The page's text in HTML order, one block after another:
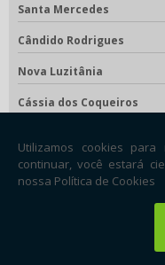
Santa Mercedes
Cândido Rodrigues
Nova Luzitânia
Cássia dos Coqueiros
Floreal